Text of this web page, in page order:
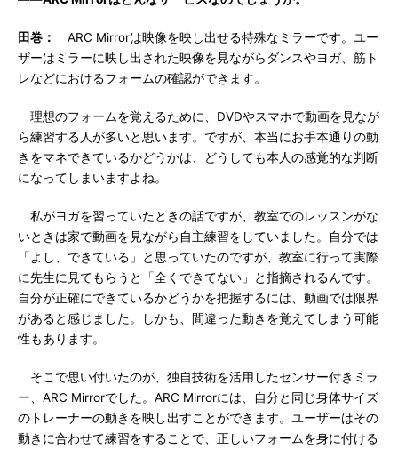
田巻：
ARC Mirrorは映像を映し出せる特殊なミラーです。ユー
ザーはミラーに映し出された映像を見ながらダンスやヨガ、筋ト
レなどにおけるフォームの確認ができます。
理想のフォームを覚えるために、DVDやスマホで動画を見なが
ら練習する人が多いと思います。ですが、本当にお手本通りの動
きをマネできているかどうかは、どうしても本人の感覚的な判断
になってしまいますよね。
私がヨガを習っていたときの話ですが、教室でのレッスンがな
いときは家で動画を見ながら自主練習をしていました。自分では
「よし、できている」と思っていたのですが、教室に行って実際
に先生に見てもらうと「全くできてない」と指摘されるんです。
自分が正確にできているかどうかを把握するには、動画では限界
があると感じました。しかも、間違った動きを覚えてしまう可能
性もあります。
そこで思い付いたのが、独自技術を活用したセンサー付きミラ
ー、ARC Mirrorでした。ARC Mirrorには、自分と同じ身体サイズ
のトレーナーの動きを映し出すことができます。ユーザーはその
動きに合わせて練習をすることで、正しいフォームを身に付ける